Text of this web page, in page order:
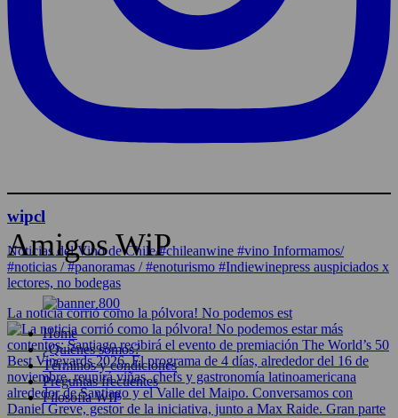
wipcl
Noticias del Vino de Chile/#chileanwine #vino Informamos/
#noticias / #panoramas / #enoturismo #Indiewinepress auspiciados x
lectores, no bodegas
La noticia corrió como la pólvora! No podemos est
Amigos WiP
Home
¿Quiénes somos?
Términos y condiciones
Preguntas frecuentes
Filosofía WIP